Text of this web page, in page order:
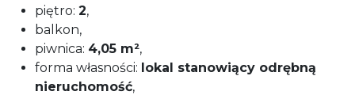
piętro: 2,
balkon,
piwnica: 4,05 m²,
forma własności: lokal stanowiący odrębną
nieruchomość,